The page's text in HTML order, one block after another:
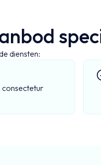
diensten:
consectetur